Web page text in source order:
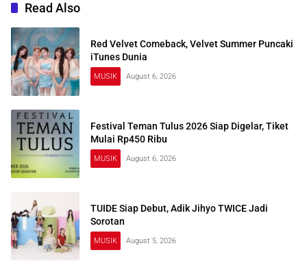
Read Also
Red Velvet Comeback, Velvet Summer Puncaki
iTunes Dunia
MUSIK August 6, 2026
Festival Teman Tulus 2026 Siap Digelar, Tiket
Mulai Rp450 Ribu
MUSIK August 6, 2026
TUIDE Siap Debut, Adik Jihyo TWICE Jadi
Sorotan
MUSIK August 5, 2026